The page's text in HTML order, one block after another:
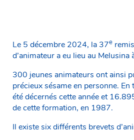
Le 5 décembre 2024, la 37e
d’animateur a eu lieu au Melusina
300 jeunes animateurs ont ainsi
précieux sésame en personne.
été décernés cette année et
de cette formation, en 1987.
Il existe six différents brevets